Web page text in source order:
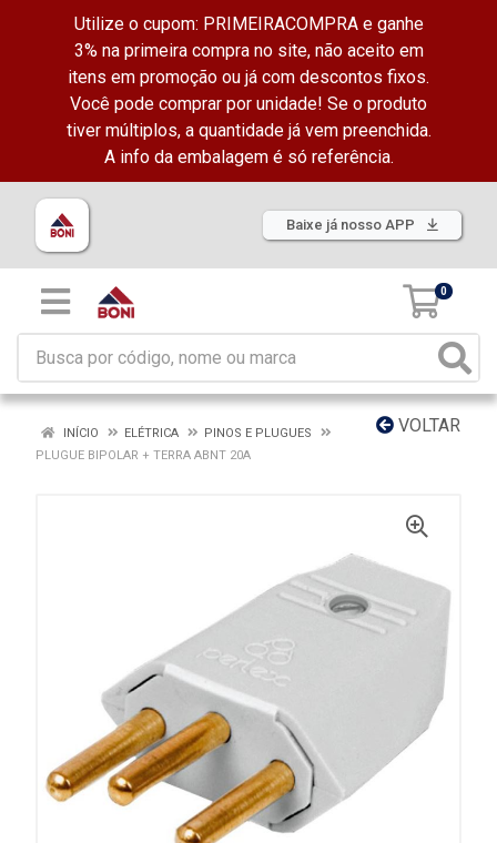
Utilize o cupom: PRIMEIRACOMPRA e ganhe
3% na primeira compra no site, não aceito em
itens em promoção ou já com descontos fixos.
Você pode comprar por unidade! Se o produto
tiver múltiplos, a quantidade já vem preenchida.
A info da embalagem é só referência.
Baixe já nosso APP
0
VOLTAR
INÍCIO ELÉTRICA
PINOS E PLUGUES
PLUGUE BIPOLAR + TERRA ABNT 20A